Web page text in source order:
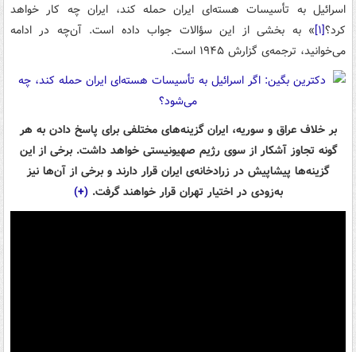
اسرائیل به تأسیسات هسته‌ای ایران حمله کند، ایران چه کار خواهد
کرد؟[۱]» به بخشی از این سؤالات جواب داده است. آن‌چه در ادامه
می‌خوانید، ترجمه‌ی گزارش ۱۹۴۵ است.
بر خلاف عراق و سوریه، ایران گزینه‌های مختلفی برای پاسخ دادن به هر
گونه تجاوز آشکار از سوی رژیم صهیونیستی خواهد داشت. برخی از این
گزینه‌ها پیشاپیش در زرادخانه‌ی ایران قرار دارند و برخی از آن‌ها نیز
به‌زودی در اختیار تهران قرار خواهند گرفت.(+)